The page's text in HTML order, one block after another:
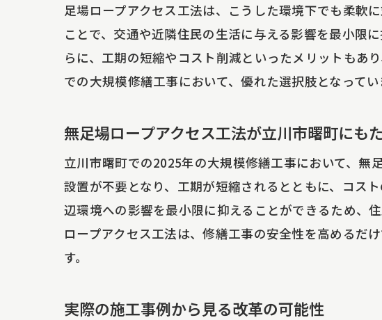
立川市曙町での大
立川市曙町の
大規模修繕工
地域に密着し
施工効率を劇的に
効率性を追求
施工効率向上の
足場ロープアクセス工法は、こうした環境下でも柔軟
ことで、交通や近隣住民の生活に与える影響を最小限
らに、工期の短縮やコスト削減といったメリットもあ
での大規模修繕工事において、優れた選択肢となってい
無足場ロープアクセス工法が立川市曙町にも
立川市曙町での2025年の大規模修繕工事において、無
設置が不要となり、工期が短縮されるとともに、コス
辺環境への影響を最小限に抑えることができるため、
ロープアクセス工法は、修繕工事の安全性を高めるだ
す。
実際の施工事例から見る改革の可能性